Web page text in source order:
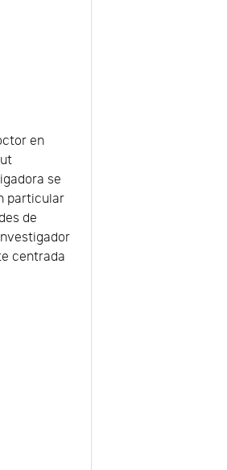
en
se
particular
de
centrada